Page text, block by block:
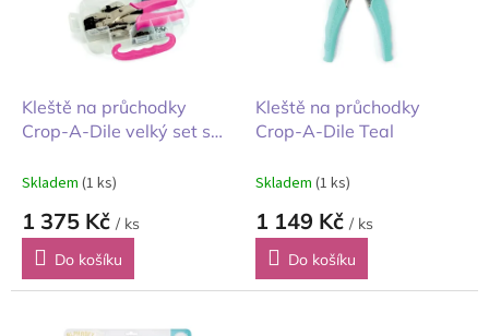
Kleště na průchodky
Crop-A-Dile velký set s
Skladem (1 ks)
1 375 Kč / ks
Do košíku
Kleště na průchodky
Crop-A-Dile Teal
Skladem (1 ks)
1 149 Kč / ks
Do košíku